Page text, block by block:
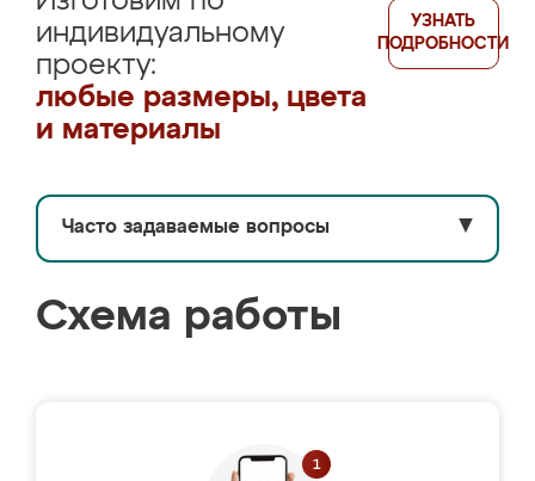
индивидуальному
проекту:
любые размеры, цвета
и материалы
УЗНАТЬ
ПОДРОБНОСТИ
Часто задаваемые вопросы ▼
Схема работы